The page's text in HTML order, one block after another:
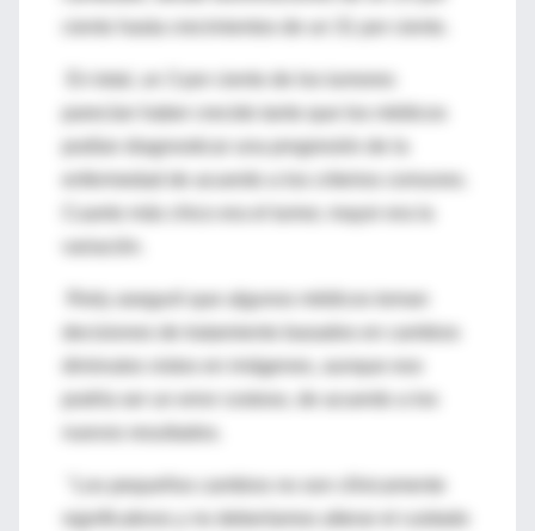
podían diagnosticar una progresión de la
Cuanto más chico era el tumor, mayor era la
Riely aseguró que algunos médicos toman
diminutos vistos en imágenes, aunque eso
"Los pequeños cambios no son clínicamente
significativos y no deberíamos alterar el cuidado